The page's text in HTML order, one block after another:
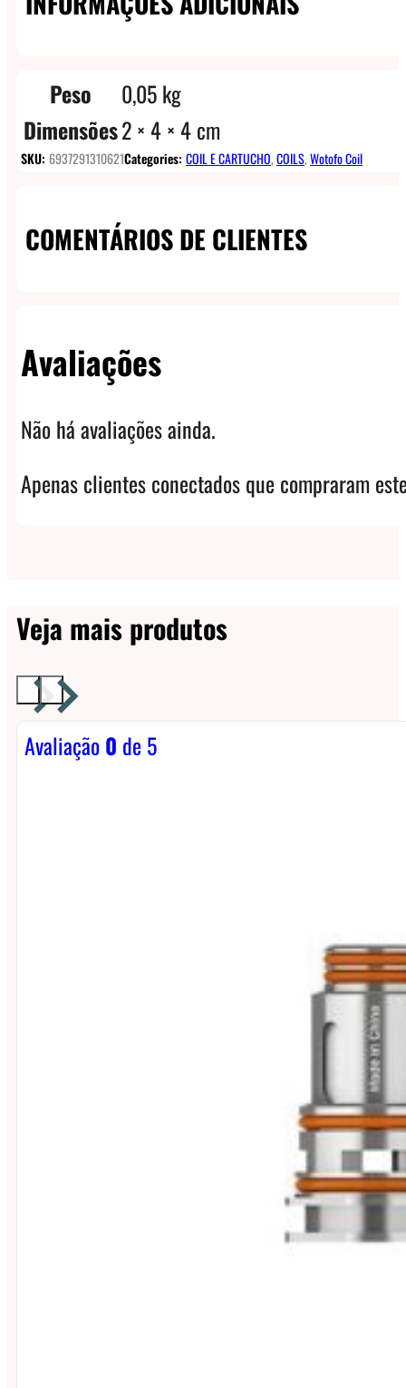
Peso
0,05 kg
Dimensões2 × 4 × 4 cm
SKU: 6937291310621Categories: COIL E CARTUCHO,COILS,Wotofo Coil
COMENTÁRIOS DE CLIENTES
Avaliações
Não há avaliações ainda.
Apenas clientes conectados que compraram
Veja mais produtos
Avaliação0 de 5